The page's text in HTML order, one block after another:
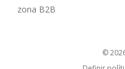
zona B2B
©